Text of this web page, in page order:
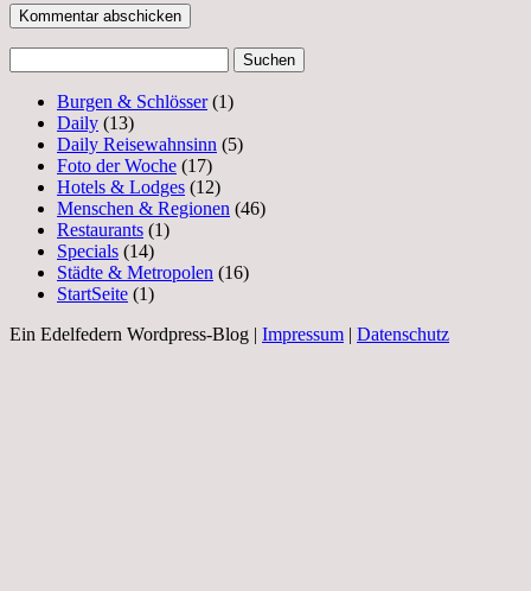
nach:
Burgen & Schlösser(1)
Daily (13)
Daily Reisewahnsinn (5)
Foto der Woche (17)
Hotels & Lodges (12)
Menschen & Regionen (46)
Restaurants (1)
Specials (14)
Städte & Metropolen (16)
StartSeite (1)
Ein Edelfedern Wordpress-Blog | Impressum | Datenschutz